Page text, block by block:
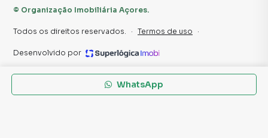
WhatsApp
© Organização Imobiliária Açores.
Todos os direitos reservados. · Termos de uso ·
Desenvolvido por